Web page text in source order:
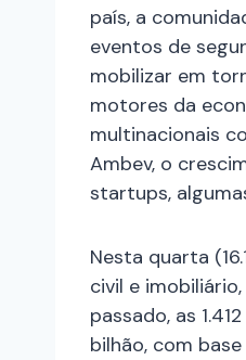
país, a
eventos de
mobilizar em
motores da
multinacionais
Ambev, o
startups,
Nesta quarta
civil e
passado, as
bilhão, com